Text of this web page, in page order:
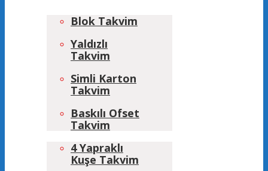
Blok Takvim
Yaldızlı
Takvim
Simli Karton
Takvim
Baskılı Ofset
Takvim
4 Yapraklı
Kuşe Takvim